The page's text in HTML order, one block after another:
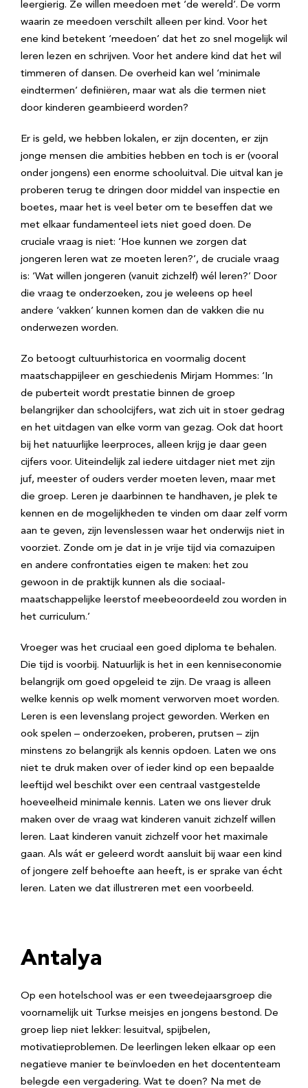
leergierig. Ze willen meedoen met ‘de wereld’. De vorm
waarin ze meedoen verschilt alleen per kind. Voor het
ene kind betekent ‘meedoen’ dat het zo snel mogelijk wil
leren lezen en schrijven. Voor het andere kind dat het wil
timmeren of dansen. De overheid kan wel ‘minimale
eindtermen’ definiëren, maar wat als die termen niet
door kinderen geambieerd worden?
Er is geld, we hebben lokalen, er zijn docenten, er zijn
jonge mensen die ambities hebben en toch is er (vooral
onder jongens) een enorme schooluitval. Die uitval kan je
proberen terug te dringen door middel van inspectie en
boetes, maar het is veel beter om te beseffen dat we
met elkaar fundamenteel iets niet goed doen. De
cruciale vraag is niet: ‘Hoe kunnen we zorgen dat
jongeren leren wat ze moeten leren?’, de cruciale vraag
is: ‘Wat willen jongeren (vanuit zichzelf) wél leren?’ Door
die vraag te onderzoeken, zou je weleens op heel
andere ‘vakken’ kunnen komen dan de vakken die nu
onderwezen worden.
Zo betoogt cultuurhistorica en voormalig docent
maatschappijleer en geschiedenis Mirjam Hommes: ‘In
de puberteit wordt prestatie binnen de groep
belangrijker dan schoolcijfers, wat zich uit in stoer gedrag
en het uitdagen van elke vorm van gezag. Ook dat hoort
bij het natuurlijke leerproces, alleen krijg je daar geen
cijfers voor. Uiteindelijk zal iedere uitdager niet met zijn
juf, meester of ouders verder moeten leven, maar met
die groep. Leren je daarbinnen te handhaven, je plek te
kennen en de mogelijkheden te vinden om daar zelf vorm
aan te geven, zijn levenslessen waar het onderwijs niet in
voorziet. Zonde om je dat in je vrije tijd via comazuipen
en andere confrontaties eigen te maken: het zou
gewoon in de praktijk kunnen als die sociaal-
maatschappelijke leerstof meebeoordeeld zou worden in
het curriculum.’
Vroeger was het cruciaal een goed diploma te behalen.
Die tijd is voorbij. Natuurlijk is het in een kenniseconomie
belangrijk om goed opgeleid te zijn. De vraag is alleen
welke kennis op welk moment verworven moet worden.
Leren is een levenslang project geworden. Werken en
ook spelen – onderzoeken, proberen, prutsen – zijn
minstens zo belangrijk als kennis opdoen. Laten we ons
niet te druk maken over of ieder kind op een bepaalde
leeftijd wel beschikt over een centraal vastgestelde
hoeveelheid minimale kennis. Laten we ons liever druk
maken over de vraag wat kinderen vanuit zichzelf willen
leren. Laat kinderen vanuit zichzelf voor het maximale
gaan. Als wát er geleerd wordt aansluit bij waar een kind
of jongere zelf behoefte aan heeft, is er sprake van écht
leren. Laten we dat illustreren met een voorbeeld.
Antalya
Op een hotelschool was er een tweedejaarsgroep die
voornamelijk uit Turkse meisjes en jongens bestond. De
groep liep niet lekker: lesuitval, spijbelen,
motivatieproblemen. De leerlingen leken elkaar op een
negatieve manier te beïnvloeden en het docententeam
belegde een vergadering. Wat te doen? Na met de